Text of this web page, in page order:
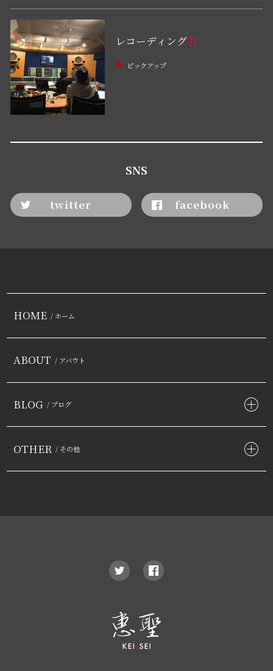
レコーディング
ピックアップ
SNS
twitter facebook
HOME / ホーム
ABOUT / アバウト
BLOG / ブログ
OTHER / その他